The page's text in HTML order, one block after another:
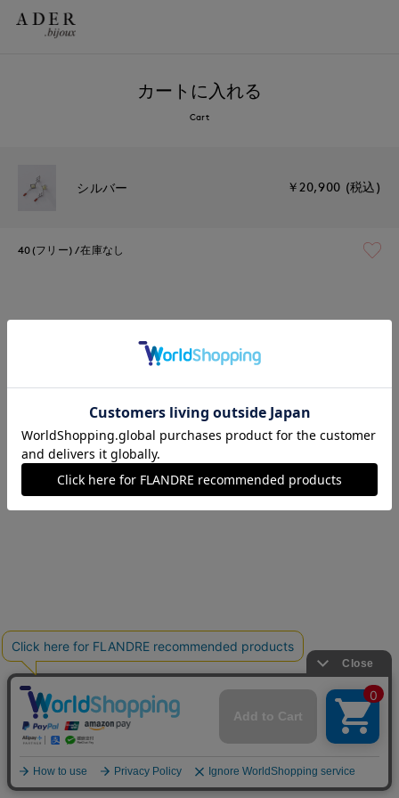
カートに入れる
Cart
シルバー ￥20,900 (税込)
40(フリー) 在庫なし